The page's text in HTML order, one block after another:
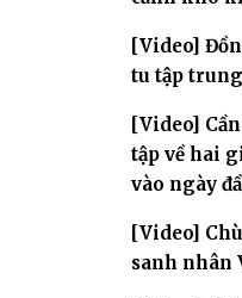
[Video]
tu tập
[Video]
tập về hai
vào ngày
[Video]
sanh nhân